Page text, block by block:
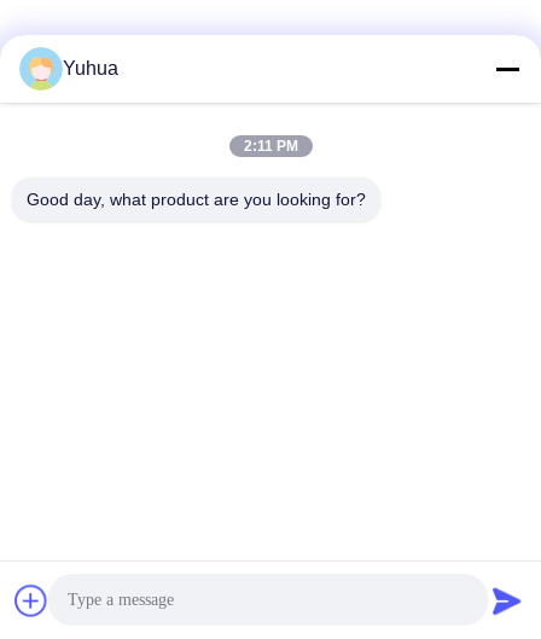
전시회
Yuhua
2:11 PM
Good day, what product are you looking for?